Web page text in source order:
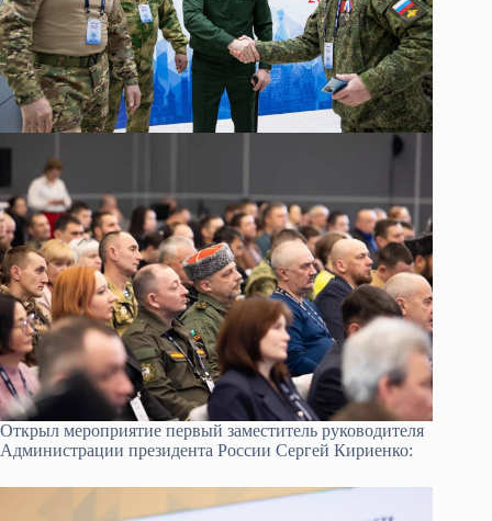
Открыл мероприятие первый заместитель руководителя
Администрации президента России Сергей Кириенко: